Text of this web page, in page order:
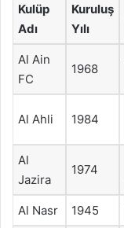
Kulüp
Adı
Kuruluş
Yılı
Al Ain
FC
1968
Al Ahli 1984
Al
Jazira
1974
Al Nasr 1945